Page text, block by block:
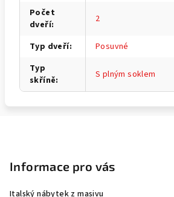
Počet
dveří: 2
Typ dveří:
Posuvné
Typ
skříně: S plným soklem
Informace pro vás
Italský nábytek z masivu